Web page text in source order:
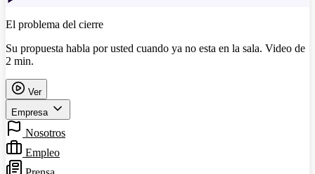
El problema del cierre
Su propuesta habla por usted cuando ya no esta en la sala. Video de
2 min.
Ver
Empresa
Nosotros
Empleo